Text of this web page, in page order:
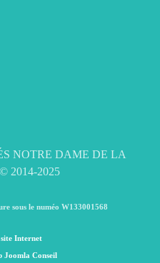
NOTRE DAME DE LA
2014-2025
sous le numéo W133001568
Internet
Joomla Conseil